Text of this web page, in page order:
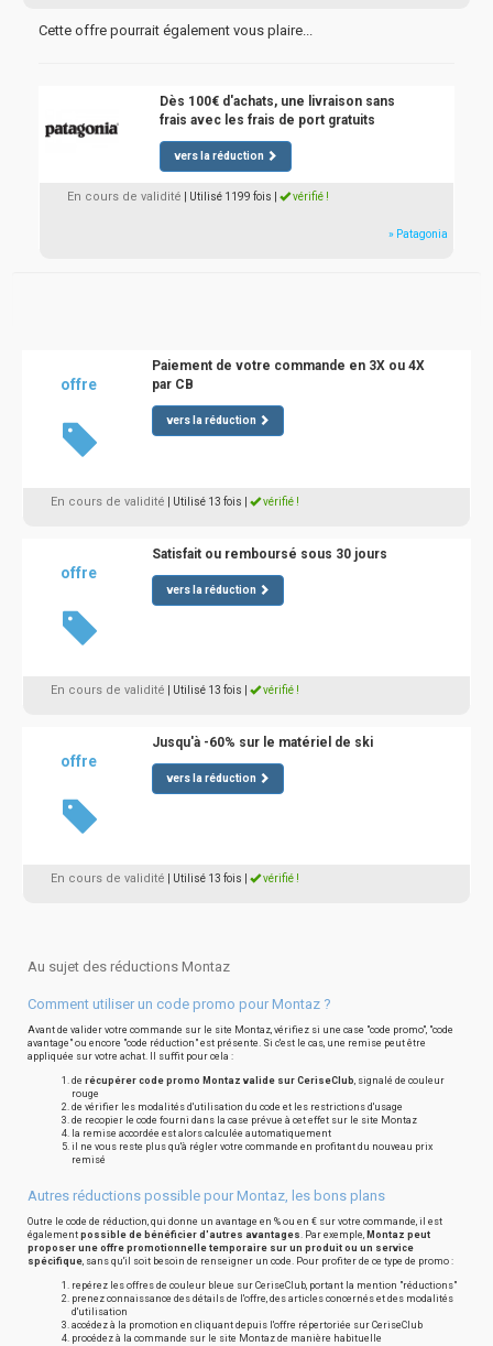
Cette offre pourrait également vous plaire...
Dès 100€ d'achats, une livraison sans
frais avec les frais de port gratuits
vers la réduction
En cours de validité | Utilisé 1199 fois vérifié !
» Patagonia
offre
Paiement de votre commande en 3X ou 4X
par CB
vers la réduction
En cours de validité | Utilisé 13 fois vérifié !
offre
Satisfait ou remboursé sous 30 jours
vers la réduction
En cours de validité | Utilisé 13 fois vérifié !
offre
Jusqu'à -60% sur le matériel de ski
vers la réduction
En cours de validité | Utilisé 13 fois vérifié !
Au sujet des réductions Montaz
Comment utiliser un code promo pour Montaz ?
Avant de valider votre commande sur le site Montaz, vérifiez si une case "code promo", "code
avantage" ou encore "code réduction" est présente. Si c'est le cas, une remise peut être
appliquée sur votre achat. Il suffit pour cela :
de récupérer code promo Montaz valide sur CeriseClub, signalé de couleur
rouge
de vérifier les modalités d'utilisation du code et les restrictions d'usage
de recopier le code fourni dans la case prévue à cet effet sur le site Montaz
la remise accordée est alors calculée automatiquement
il ne vous reste plus qu'à régler votre commande en profitant du nouveau prix
remisé
Autres réductions possible pour Montaz, les bons plans
Outre le code de réduction, qui donne un avantage en % ou en € sur votre commande, il est
également possible de bénéficier d'autres avantages. Par exemple, Montaz peut
proposer une offre promotionnelle temporaire sur un produit ou un service
spécifique, sans qu'il soit besoin de renseigner un code. Pour profiter de ce type de promo :
repérez les offres de couleur bleue sur CeriseClub, portant la mention "réductions"
prenez connaissance des détails de l'offre, des articles concernés et des modalités
d'utilisation
accédez à la promotion en cliquant depuis l'offre répertoriée sur CeriseClub
procédez à la commande sur le site Montaz de manière habituelle